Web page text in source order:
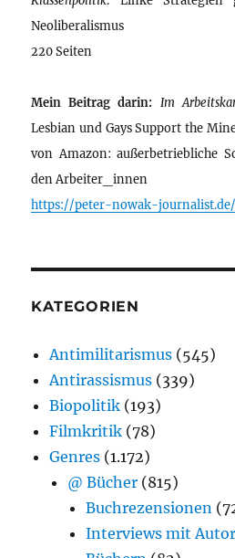
Neoliberalismus
220 Seiten
Mein Beitrag darin: Im
Lesbian und Gays Support the
von Amazon: außerbetriebliche
den Arbeiter_innen
https://peter-nowak-
KATEGORIEN
Antimilitarismus (545)
Antirassismus (339)
Biopolitik (193)
Filmkritik (78)
Genres (1.172)
@ Bücher (815)
Buchrezensionen
Interviews mit